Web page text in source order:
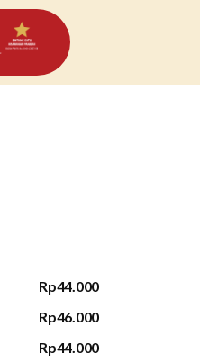
Rp44.000
Rp46.000
Rp44.000